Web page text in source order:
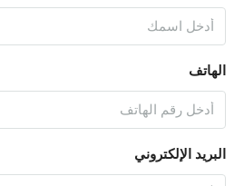
الهاتف
البريد الإلكتروني